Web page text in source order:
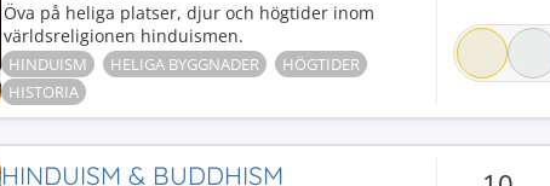
Öva på heliga platser, djur och högtider inom
världsreligionen hinduismen.
HINDUISM HELIGA BYGGNADER
HÖGTIDER
HISTORIA
HINDUISM & BUDDHISM